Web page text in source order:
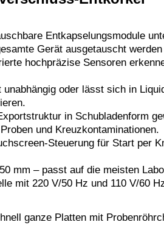
Entkapselungsmodule
Gerät ausgetauscht
hochpräzise Sensoren
oder lässt sich in
in Schubladenform
und Kreuzkontaminationen.
Steuerung für Start per
mm – passt auf die meisten
mit 220 V/50 Hz und 110 V/60
ganze Platten mit